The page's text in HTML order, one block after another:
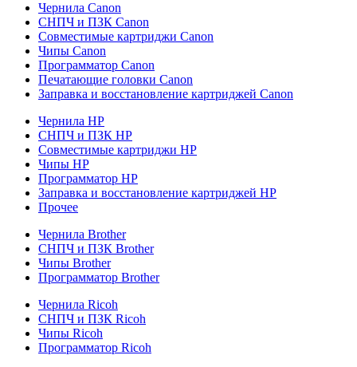
Чернила Canon
СНПЧ и ПЗК Canon
Совместимые картриджи Canon
Чипы Canon
Программатор Canon
Печатающие головки Canon
Заправка и восстановление картриджей Canon
Чернила HP
СНПЧ и ПЗК HP
Совместимые картриджи HP
Чипы HP
Программатор HP
Заправка и восстановление картриджей HP
Прочее
Чернила Brother
СНПЧ и ПЗК Brother
Чипы Brother
Программатор Brother
Чернила Ricoh
СНПЧ и ПЗК Ricoh
Чипы Ricoh
Программатор Ricoh